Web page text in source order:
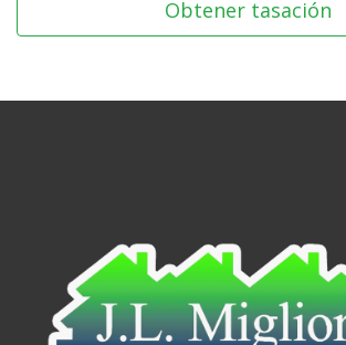
Obtener tasación